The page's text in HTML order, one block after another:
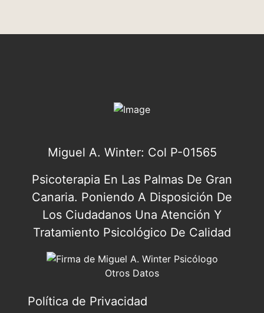
Miguel A. Winter: Col P-01565
Psicoterapia En Las Palmas De Gran
Canaria. Poniendo A Disposición De
Los Ciudadanos Una Atención Y
Tratamiento Psicológico De Calidad
Otros Datos
Política de Privacidad